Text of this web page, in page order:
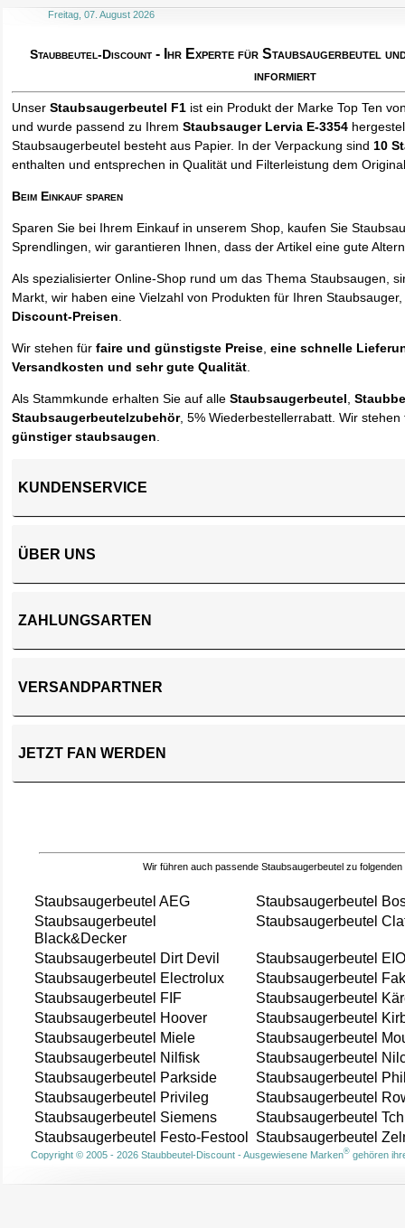
Freitag, 07. August 2026
Staubbeutel-Discount - Ihr Experte für Staubsaugerbeutel
informiert
UnserStaubsaugerbeutel F1 ist ein Produkt der Marke Top Ten
und wurde passend zu IhremStaubsauger Lervia E-3354
Staubsaugerbeutel besteht aus Papier. In der Verpackung sind 10
enthalten und entsprechen in Qualität und Filterleistung dem
Beim Einkauf sparen
Sparen Sie bei Ihrem Einkauf in unserem Shop, kaufen Sie
Sprendlingen, wir garantieren Ihnen, dass der Artikel eine gute
Als spezialisierter Online-Shop rund um das Thema Staubsaugen,
Markt, wir haben eine Vielzahl von Produkten für Ihren
Discount-Preisen
Wir stehen fürfaire und günstigste Preise ,eine schnelle
Versandkosten und sehr gute Qualität
Als Stammkunde erhalten Sie auf alleStaubsaugerbeutel ,
Staubsaugerbeutelzubehör, 5% Wiederbestellerrabatt. Wir
günstiger staubsaugen
KUNDENSERVICE
ÜBER UNS
ZAHLUNGSARTEN
VERSANDPARTNER
JETZT FAN WERDEN
Wir führen auch passende Staubsaugerbeutel zu folgenden
Staubsaugerbeutel AEG
Staubsaugerbeutel
Staubsaugerbeutel
Black&Decker
Staubsaugerbeutel
Staubsaugerbeutel Dirt Devil
Staubsaugerbeutel
Staubsaugerbeutel Electrolux
Staubsaugerbeutel
Staubsaugerbeutel FIF
Staubsaugerbeutel
Staubsaugerbeutel Hoover
Staubsaugerbeutel
Staubsaugerbeutel Miele
Staubsaugerbeutel
Staubsaugerbeutel Nilfisk
Staubsaugerbeutel
Staubsaugerbeutel Parkside
Staubsaugerbeutel
Staubsaugerbeutel Privileg
Staubsaugerbeutel
Staubsaugerbeutel Siemens
Staubsaugerbeutel
Staubsaugerbeutel Festo-Festool
Staubsaugerbeutel
Copyright © 2005 - 2026 Staubbeutel-Discount - Ausgewiesene Marken®gehören